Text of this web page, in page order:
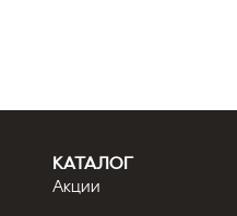
КАТАЛОГ
Акции